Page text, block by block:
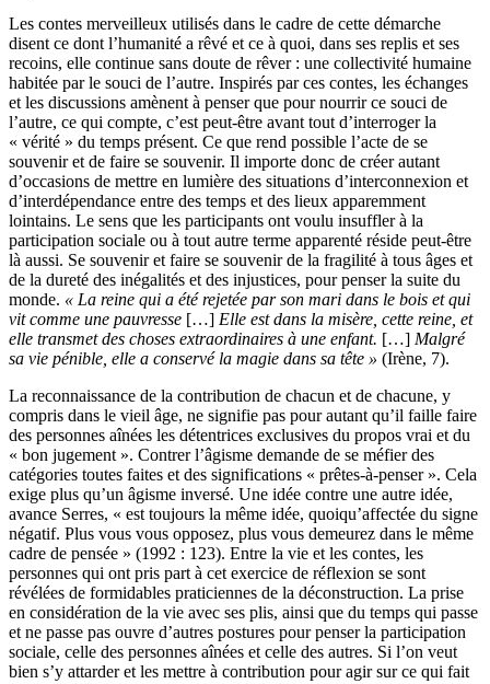
Les contes merveilleux utilisés dans le cadre de cette démarche
disent ce dont l’humanité a rêvé et ce à quoi, dans ses replis et ses
recoins, elle continue sans doute de rêver : une collectivité humaine
habitée par le souci de l’autre. Inspirés par ces contes, les échanges
et les discussions amènent à penser que pour nourrir ce souci de
l’autre, ce qui compte, c’est peut-être avant tout d’interroger la
« vérité » du temps présent. Ce que rend possible l’acte de se
souvenir et de faire se souvenir. Il importe donc de créer autant
d’occasions de mettre en lumière des situations d’interconnexion et
d’interdépendance entre des temps et des lieux apparemment
lointains. Le sens que les participants ont voulu insuffler à la
participation sociale ou à tout autre terme apparenté réside peut-être
là aussi. Se souvenir et faire se souvenir de la fragilité à tous âges et
de la dureté des inégalités et des injustices, pour penser la suite du
monde. « La reine qui a été rejetée par son mari dans le bois et qui
vit comme une pauvresse […] Elle est dans la misère, cette reine, et
elle transmet des choses extraordinaires à une enfant. […] Malgré
sa vie pénible, elle a conservé la magie dans sa tête » (Irène, 7).
La reconnaissance de la contribution de chacun et de chacune, y
compris dans le vieil âge, ne signifie pas pour autant qu’il faille faire
des personnes aînées les détentrices exclusives du propos vrai et du
« bon jugement ». Contrer l’âgisme demande de se méfier des
catégories toutes faites et des significations « prêtes-à-penser ». Cela
exige plus qu’un âgisme inversé. Une idée contre une autre idée,
avance Serres, « est toujours la même idée, quoiqu’affectée du signe
négatif. Plus vous vous opposez, plus vous demeurez dans le même
cadre de pensée » (1992 : 123). Entre la vie et les contes, les
personnes qui ont pris part à cet exercice de réflexion se sont
révélées de formidables praticiennes de la déconstruction. La prise
en considération de la vie avec ses plis, ainsi que du temps qui passe
et ne passe pas ouvre d’autres postures pour penser la participation
sociale, celle des personnes aînées et celle des autres. Si l’on veut
bien s’y attarder et les mettre à contribution pour agir sur ce qui fait